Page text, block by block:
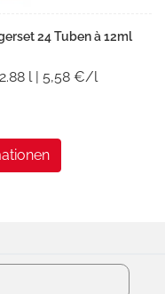
24 Tuben à 12ml
2.88 l | 5,58 €/l